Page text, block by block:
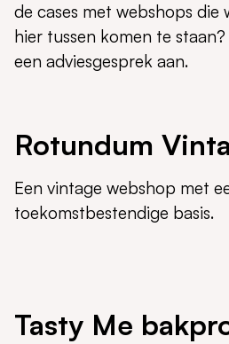
de cases met webshops die
hier tussen komen te
een adviesgesprek aan.
Rotundum
Een vintage webshop met
toekomstbestendige basis.
Tasty Me